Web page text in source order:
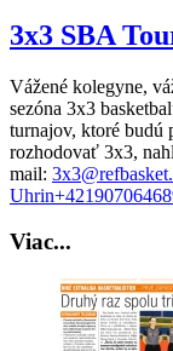
3x3 SBA
Vážené kolegyne,
sezóna 3x3
turnajov, ktoré budú
rozhodovať 3x3,
mail:
Viac...